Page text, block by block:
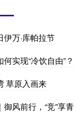
万·库帕拉节
实现“冷饮自由”？
草原入画来
风前行，“竞”享青